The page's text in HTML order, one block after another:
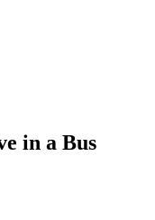
in a Bus